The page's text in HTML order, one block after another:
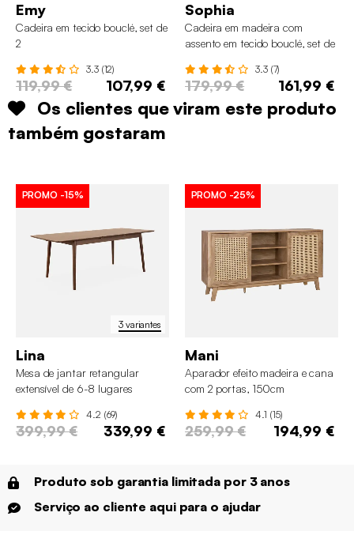
Emy
Cadeira em tecido bouclé, set de
2
3.3 (12)
119,99 € 107,99 €
Sophia
Cadeira em madeira com
assento em tecido bouclé, set de
3.3 (7)
179,99 € 161,99 €
Os clientes que viram este produto
também gostaram
3 variantes
PROMO -15%
Lina
Mesa de jantar retangular
extensível de 6-8 lugares
4.2 (69)
399,99 € 339,99 €
PROMO -25%
Mani
Aparador efeito madeira e cana
com 2 portas, 150cm
4.1 (15)
259,99 € 194,99 €
Produto sob garantia limitada por 3 anos
Serviço ao cliente aqui para o ajudar